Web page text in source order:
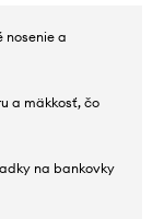
nosenie a
a mäkkosť, čo
na bankovky